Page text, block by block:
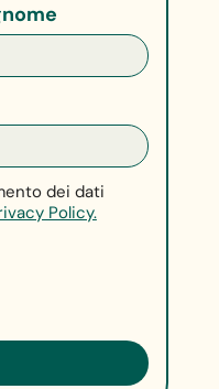
dei dati
Policy.